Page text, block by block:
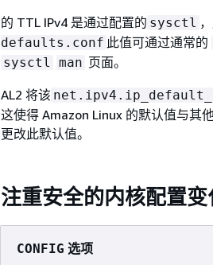
的 TTL IPv4 是通过配置的 sysctl
defaults.conf 此值可通过通常的
sysctl man 页面。
AL2 将该
这使得 Amazon Linux 的默认值与其
更改此默认值。
注重安全的内核配置变
CONFIG 选项